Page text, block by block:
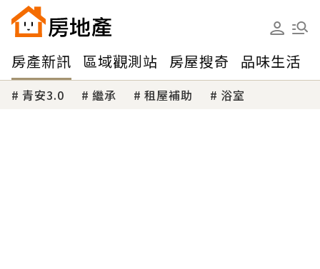
房產新訊 區域觀測站 房屋搜奇 品味生活
青安3.0 繼承 租屋補助 浴室